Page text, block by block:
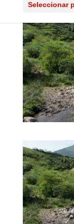
Seleccionar